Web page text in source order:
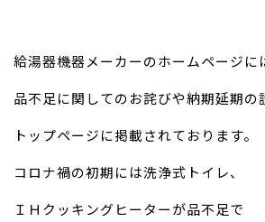
給湯器機器メーカーのホームページに
品不足に関してのお詫びや納期延期の
トップページに掲載されております。
コロナ禍の初期には洗浄式トイレ、
ＩＨクッキングヒーターが品不足で